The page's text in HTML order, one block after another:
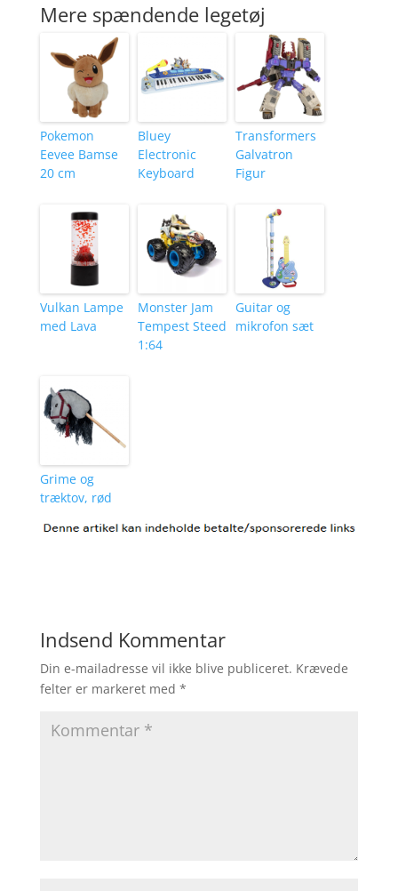
Mere spændende legetøj
Pokemon
Eevee Bamse
20 cm
Bluey
Electronic
Keyboard
Transformers
Galvatron
Figur
Vulkan Lampe
med Lava
Monster Jam
Tempest Steed
1:64
Guitar og
mikrofon sæt
Grime og
træktov, rød
Indsend Kommentar
Din e-mailadresse vil ikke blive publiceret. Krævede
felter er markeret med *